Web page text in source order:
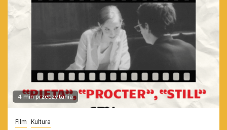
4 min przeczytania
Film Kultura